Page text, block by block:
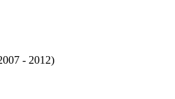
- 2012)